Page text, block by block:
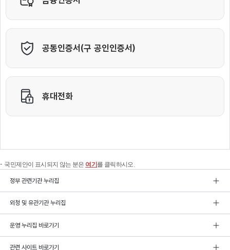
국민제안이 표시되지 않는 분은 여기 를 클릭하시오.
정부 관련기관 누리집
외청 및 유관기관 누리집
운영 누리집 바로가기
관련 사이트 바로가기